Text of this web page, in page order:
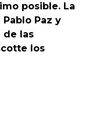
posible. La
Paz y
de las
los